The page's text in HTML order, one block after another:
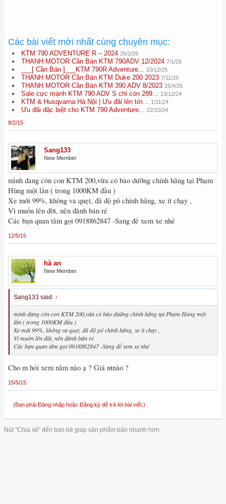
Các bài viết mới nhất cùng chuyên mục:
KTM 790 ADVENTURE R – 2024 26/1/26
THANH MOTOR Cần Bán KTM 790ADV 12/2024 7/1/26
___[ Cần Bán ]___KTM 790R Adventure... 10/12/25
THANH MOTOR Cần Bán KTM Duke 200 2023 7/11/25
THANH MOTOR Cần Bán KTM 390 ADV 8/2023 25/4/25
Sale cực mạnh KTM 790 ADV S chỉ còn 289... 13/12/24
KTM & Husqvarna Hà Nội | Ưu đãi lên tới... 1/11/24
Ưu đãi đặc biệt cho KTM 790 Adventure... 22/10/24
8/2/15
Sang133
New Member
mình đang còn con KTM 200,vừa có bảo dưỡng chính hãng tại Phạm
Hùng một lần ( trong 1000KM đầu )
Xe mới 99%, không va quẹt, đã độ pô chính hãng, xe ít chạy ,
Vì muốn lên đời, nên đành bán rẻ
Các bạn quan tâm gọi 0918862847 -Sang để xem xe nhé
12/5/15
hà an
New Member
Sang133 said: ↑
mình đang còn con KTM 200,vừa có bảo dưỡng chính hãng tại Phạm Hùng một
lần ( trong 1000KM đầu )
Xe mới 99%, không va quẹt, đã độ pô chính hãng, xe ít chạy ,
Vì muốn lên đời, nên đành bán rẻ
Các bạn quan tâm gọi 0918862847 -Sang để xem xe nhé
Cho m hỏi xem năm nào ạ ? Giá ntnào ?
15/5/15
(Bạn phải Đăng nhập hoặc Đăng ký để trả lời bài viết.)
Nút "Chia sẻ" đến bạn bè giúp sản phẩm bán nhanh hơn